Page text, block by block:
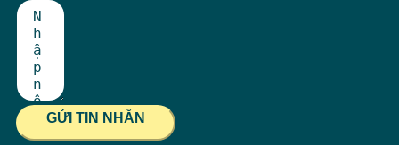
GỬI TIN NHẮN